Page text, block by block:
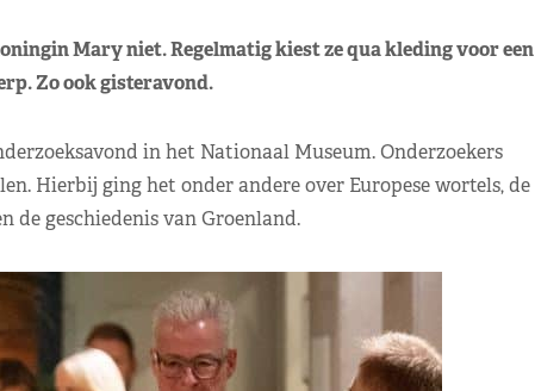
Mary niet. Regelmatig kiest ze qua kleding voor een
Zo ook gisteravond.
in het Nationaal Museum. Onderzoekers
Hierbij ging het onder andere over Europese wortels, de
de geschiedenis van Groenland.